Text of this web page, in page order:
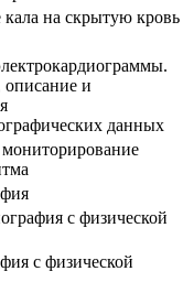
кала на скрытую кровь
и
данных
с физической
с физической